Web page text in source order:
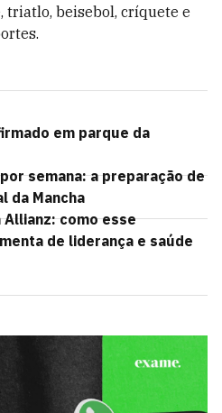
triatlo, beisebol, críquete e
em parque da
semana: a preparação de
da Mancha
como esse
de liderança e saúde